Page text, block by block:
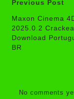
Post
Previous Post
Maxon Cinema
2025.0.2
Download
BR
No comments